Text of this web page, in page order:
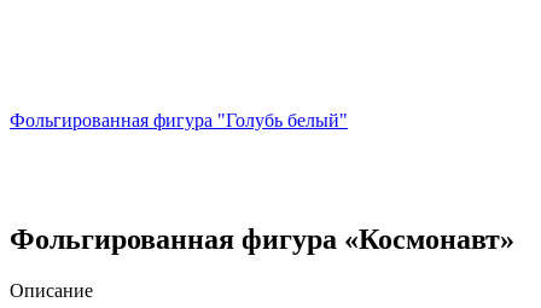
Фольгированная фигура "Голубь белый"
Фольгированная фигура «Космонавт»
Описание